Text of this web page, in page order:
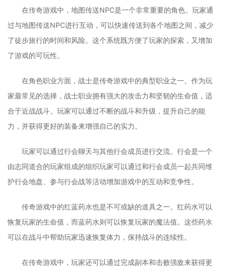
在传奇游戏中，地图传送NPC是一个非常重要的角色。玩家通
过与地图传送NPC进行互动，可以快速传送到各个地图之间，减少
了徒步旅行的时间和风险。这个系统既方便了玩家的探索，又增加
了游戏的可玩性。
在角色职业方面，战士是传奇游戏中的典型职业之一。作为玩
家最常见的选择，战士职业拥有强大的攻击力和坚韧的生命值，适
合于近战战斗。玩家可以通过不断的战斗和升级，提升自己的能
力，并获得更好的装备来增强自己的实力。
玩家可以通过行会聊天与其他行会成员进行交流。行会是一个
由志同道合的玩家组成的组织玩家可以通过和行会成员一起共同维
护行会地盘、参与行会战等活动增加游戏中的互动和竞争性。
传奇游戏中的红蓝药水也是不可或缺的道具之一。红药水可以
恢复玩家的生命值，而蓝药水则可以恢复玩家的魔法值。这些药水
可以在战斗中帮助玩家迅速恢复体力，保持战斗的连续性。
在传奇游戏中，玩家还可以通过完成副本和击败强敌来获得更